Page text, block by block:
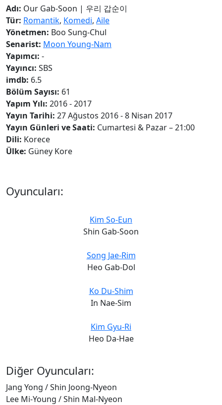
Adı: Our Gab-Soon | 우리 갑순이
Tür: Romantik, Komedi, Aile
Yönetmen: Boo Sung-Chul
Senarist: Moon Young-Nam
Yapımcı: -
Yayıncı: SBS
imdb: 6.5
Bölüm Sayısı: 61
Yapım Yılı: 2016 - 2017
Yayın Tarihi: 27 Ağustos 2016 - 8 Nisan 2017
Yayın Günleri ve Saati: Cumartesi & Pazar – 21:00
Dili: Korece
Ülke: Güney Kore
Oyuncuları:
Kim So-Eun
Shin Gab-Soon
Song Jae-Rim
Heo Gab-Dol
Ko Du-Shim
In Nae-Sim
Kim Gyu-Ri
Heo Da-Hae
Diğer Oyuncuları:
Jang Yong / Shin Joong-Nyeon
Lee Mi-Young / Shin Mal-Nyeon